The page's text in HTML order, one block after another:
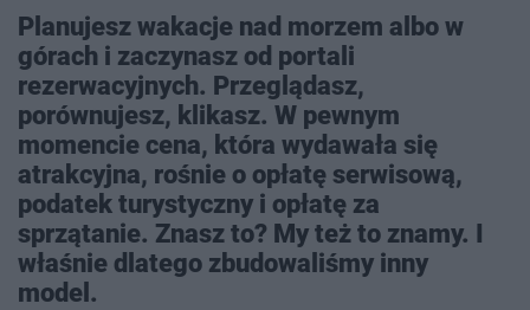
Planujesz wakacje nad morzem albo w
górach i zaczynasz od portali
rezerwacyjnych. Przeglądasz,
porównujesz, klikasz. W pewnym
momencie cena, która wydawała się
atrakcyjna, rośnie o opłatę serwisową,
podatek turystyczny i opłatę za
sprzątanie. Znasz to? My też to znamy. I
właśnie dlatego zbudowaliśmy inny
model.